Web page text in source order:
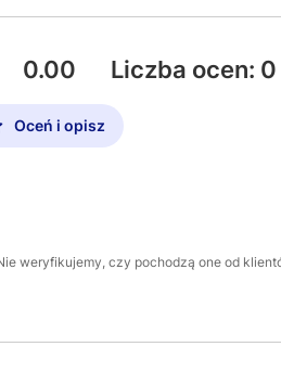
0.00 Liczba ocen: 0
Oceń i opisz
weryfikujemy, czy pochodzą one od